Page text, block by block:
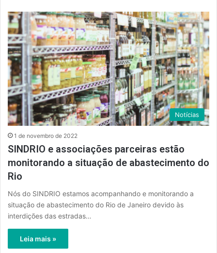
Notícias
1 de novembro de 2022
SINDRIO e associações parceiras estão
monitorando a situação de abastecimento do
Rio
Nós do SINDRIO estamos acompanhando e monitorando a
situação de abastecimento do Rio de Janeiro devido às
interdições das estradas…
Leia mais »